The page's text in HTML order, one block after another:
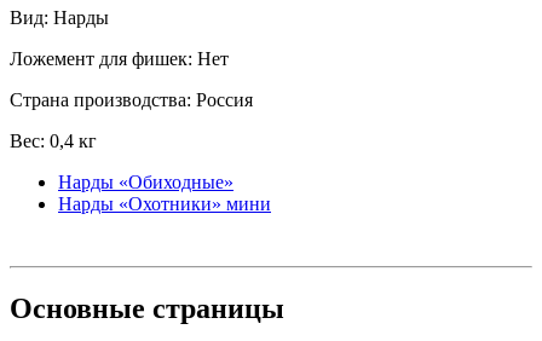
Вид: Нарды
Ложемент для фишек: Нет
Страна производства: Россия
Вес: 0,4 кг
Нарды «Обиходные»
Нарды «Охотники» мини
Основные страницы